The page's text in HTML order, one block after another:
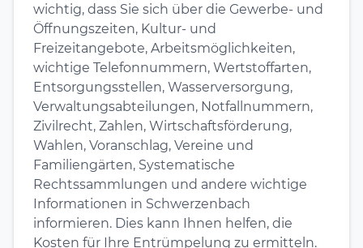
wichtig, dass Sie sich über die Gewerbe- und
Öffnungszeiten, Kultur- und
Freizeitangebote, Arbeitsmöglichkeiten,
wichtige Telefonnummern, Wertstoffarten,
Entsorgungsstellen, Wasserversorgung,
Verwaltungsabteilungen, Notfallnummern,
Zivilrecht, Zahlen, Wirtschaftsförderung,
Wahlen, Voranschlag, Vereine und
Familiengärten, Systematische
Rechtssammlungen und andere wichtige
Informationen in Schwerzenbach
informieren. Dies kann Ihnen helfen, die
Kosten für Ihre Entrümpelung zu ermitteln.